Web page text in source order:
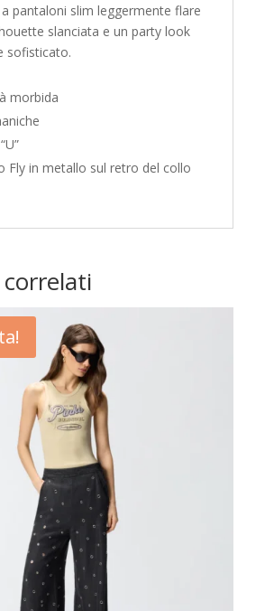
pantaloni slim leggermente flare
slanciata e un party look
sofisticato.
morbida
Fly in metallo sul retro del collo